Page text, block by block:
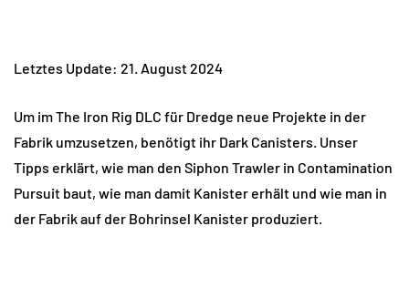
Letztes Update: 21. August 2024
Um im The Iron Rig DLC ​​für Dredge neue Projekte in der
Fabrik umzusetzen, benötigt ihr Dark Canisters. Unser
Tipps erklärt, wie man den Siphon Trawler in Contamination
Pursuit baut, wie man damit Kanister erhält und wie man in
der Fabrik auf der Bohrinsel Kanister produziert.